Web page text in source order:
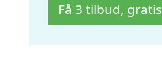
Få 3 tilbud,